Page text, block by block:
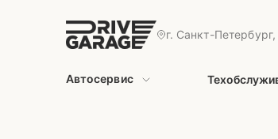
г. Санкт-
Автосервис